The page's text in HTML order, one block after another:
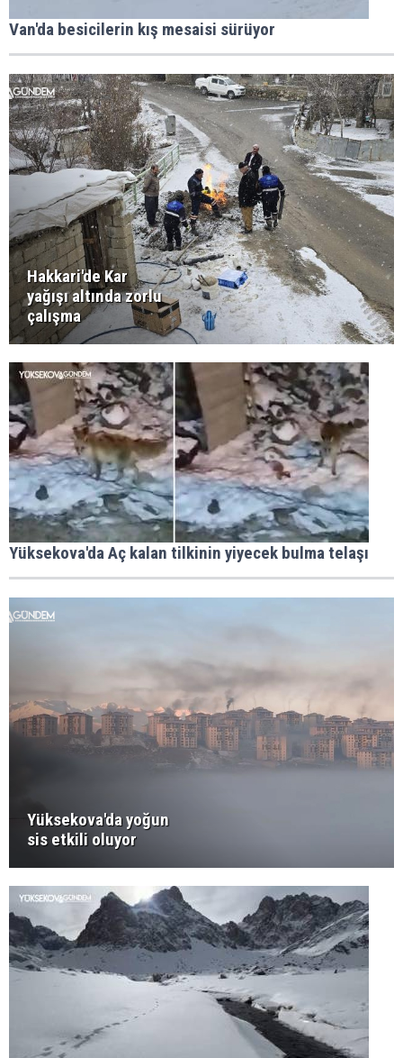
Van'da besicilerin kış mesaisi sürüyor
Hakkari'de Kar
yağışı altında zorlu
çalışma
Yüksekova'da Aç kalan tilkinin yiyecek bulma telaşı
Yüksekova'da yoğun
sis etkili oluyor